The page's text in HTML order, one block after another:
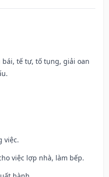
bái, tế tự, tố tụng, giải oan
việc.
việc lợp nhà, làm bếp.